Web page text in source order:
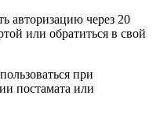
авторизацию через 20
или обратиться в свой
при
постамата или